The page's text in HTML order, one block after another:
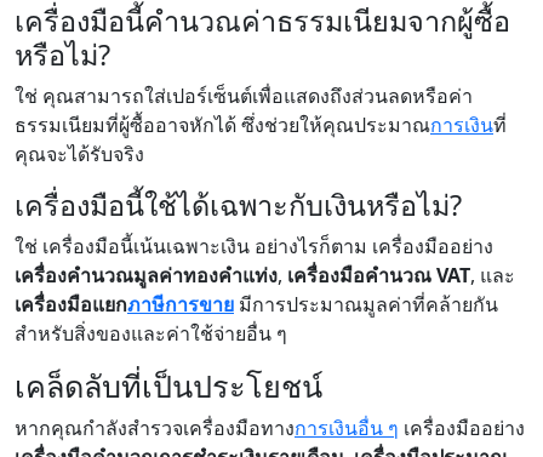
เครื่องมือนี้คำนวณค่าธรรมเนียมจากผู้ซื้อ
หรือไม่?
ใช่ คุณสามารถใส่เปอร์เซ็นต์เพื่อแสดงถึงส่วนลดหรือค่า
ธรรมเนียมที่ผู้ซื้ออาจหักได้ ซึ่งช่วยให้คุณประมาณการเงินที่
คุณจะได้รับจริง
เครื่องมือนี้ใช้ได้เฉพาะกับเงินหรือไม่?
ใช่ เครื่องมือนี้เน้นเฉพาะเงิน อย่างไรก็ตาม เครื่องมืออย่าง
เครื่องคำนวณมูลค่าทองคำแท่ง, เครื่องมือคำนวณ VAT, และ
เครื่องมือแยกภาษีการขาย มีการประมาณมูลค่าที่คล้ายกัน
สำหรับสิ่งของและค่าใช้จ่ายอื่น ๆ
เคล็ดลับที่เป็นประโยชน์
หากคุณกำลังสำรวจเครื่องมือทางการเงินอื่น ๆ เครื่องมืออย่าง